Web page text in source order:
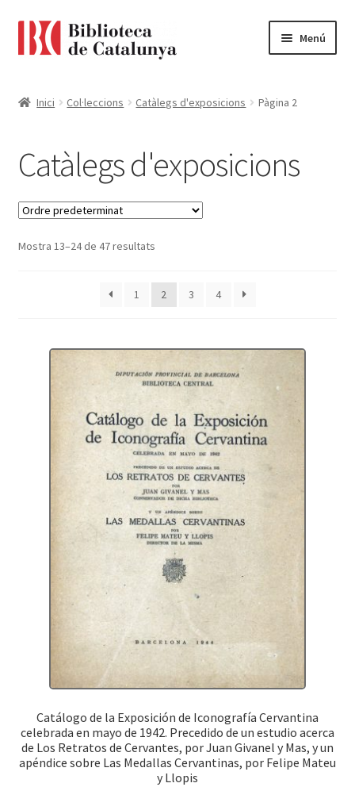
Menú
Cistella
El meu compte
Finalitzar compra
Protecció de dades
Termes i condicions
Inici Col·leccions Catàlegs d'exposicions Pàgina 2
Catàlegs d'exposicions
Mostra 13–24 de 47 resultats
1 2 3 4
Catálogo de la Exposición de Iconografía Cervantina
celebrada en mayo de 1942. Precedido de un estudio acerca
de Los Retratos de Cervantes, por Juan Givanel y Mas, y un
apéndice sobre Las Medallas Cervantinas, por Felipe Mateu
y Llopis